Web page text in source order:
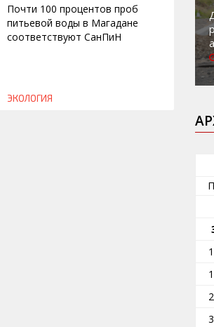
Почти 100 процентов проб
питьевой воды в Магадане
соответствуют СанПиН
ЭКОЛОГИЯ